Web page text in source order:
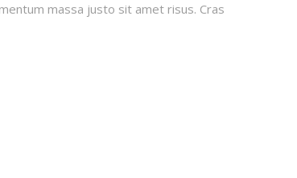
massa justo sit amet risus. Cras